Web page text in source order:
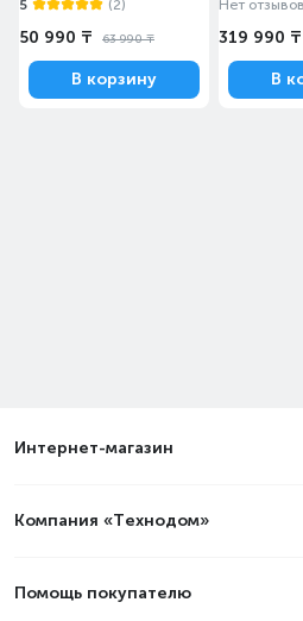
5
(2)
50 990 ₸ 63 990 ₸
В корзину
Нет отзывов
319 990 ₸
В
Интернет-магазин
Компания «Технодом»
Помощь покупателю